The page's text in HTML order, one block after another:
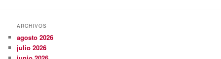
ARCHIVOS
agosto 2026
julio 2026